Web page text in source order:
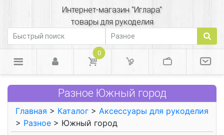
Интернет-магазин "Иглара"
товары для рукоделия
0
Разное Южный город
Главная > Каталог > Аксессуары для рукоделия
> Разное > Южный город